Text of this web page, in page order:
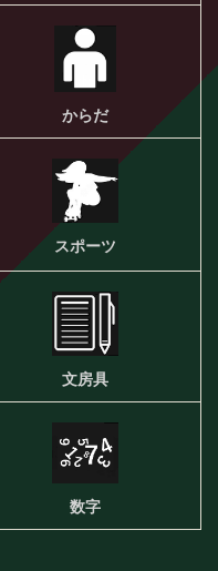
からだ
スポーツ
文房具
数字